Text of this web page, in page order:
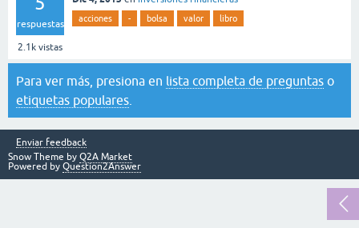
respuestas
2.1k vistas
acciones - bolsa valor libro
Para ver más, presiona en lista completa de preguntas o
etiquetas populares
Enviar feedback
Snow Theme by Q2A Market
Powered by Question2Answer